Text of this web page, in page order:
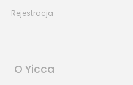
- Rejestracja
O Yicca